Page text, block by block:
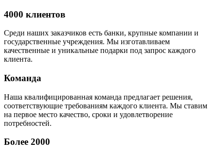
4000 клиентов
Среди наших заказчиков есть банки, крупные компании и
государственные учреждения. Мы изготавливаем
качественные и уникальные подарки под запрос каждого
клиента.
Команда
Наша квалифицированная команда предлагает решения,
соответствующие требованиям каждого клиента. Мы ставим
на первое место качество, сроки и удовлетворение
потребностей.
Более 2000